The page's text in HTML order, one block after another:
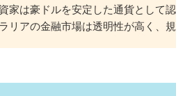
家は豪ドルを安定した通貨として認
リアの金融市場は透明性が高く、